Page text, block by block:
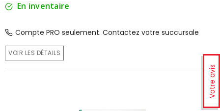
Votre avis
En inventaire
Compte PRO seulement. Contactez votre succursale
VOIR LES DÉTAILS